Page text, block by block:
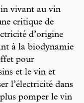
vivant au vin
critique de
d’origine
à la biodynamie
pour
et le vin et
l’électricité dans
plus pomper le vin